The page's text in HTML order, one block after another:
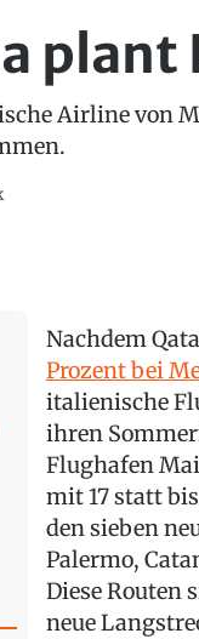
plant
Airline von
Nachdem
Prozent bei
italienische
ihren
Flughafen
mit 17 statt
den sieben
Palermo,
Diese Routen
neue